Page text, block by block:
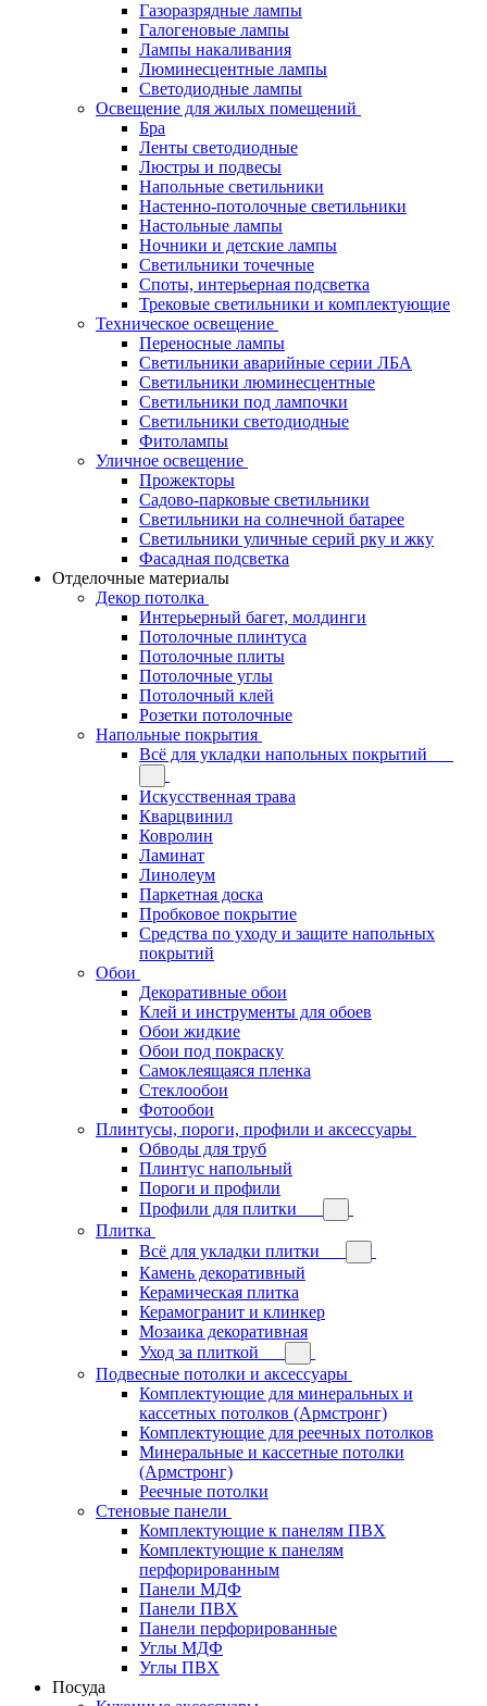
Газоразрядные лампы
Галогеновые лампы
Лампы накаливания
Люминесцентные лампы
Светодиодные лампы
Освещение для жилых помещений
Бра
Ленты светодиодные
Люстры и подвесы
Напольные светильники
Настенно-потолочные светильники
Настольные лампы
Ночники и детские лампы
Светильники точечные
Споты, интерьерная подсветка
Трековые светильники и комплектующие
Техническое освещение
Переносные лампы
Светильники аварийные серии ЛБА
Светильники люминесцентные
Светильники под лампочки
Светильники светодиодные
Фитолампы
Уличное освещение
Прожекторы
Садово-парковые светильники
Светильники на солнечной батарее
Светильники уличные серий рку и жку
Фасадная подсветка
Отделочные материалы
Декор потолка
Интерьерный багет, молдинги
Потолочные плинтуса
Потолочные плиты
Потолочные углы
Потолочный клей
Розетки потолочные
Напольные покрытия
Всё для укладки напольных покрытий
Искусственная трава
Кварцвинил
Ковролин
Ламинат
Линолеум
Паркетная доска
Пробковое покрытие
Средства по уходу и защите напольных
покрытий
Обои
Декоративные обои
Клей и инструменты для обоев
Обои жидкие
Обои под покраску
Самоклеящаяся пленка
Стеклообои
Фотообои
Плинтусы, пороги, профили и аксессуары
Обводы для труб
Плинтус напольный
Пороги и профили
Профили для плитки
Плитка
Всё для укладки плитки
Камень декоративный
Керамическая плитка
Керамогранит и клинкер
Мозаика декоративная
Уход за плиткой
Подвесные потолки и аксессуары
Комплектующие для минеральных и
кассетных потолков (Армстронг)
Комплектующие для реечных потолков
Минеральные и кассетные потолки
(Армстронг)
Реечные потолки
Стеновые панели
Комплектующие к панелям ПВХ
Комплектующие к панелям
перфорированным
Панели МДФ
Панели ПВХ
Панели перфорированные
Углы МДФ
Углы ПВХ
Посуда